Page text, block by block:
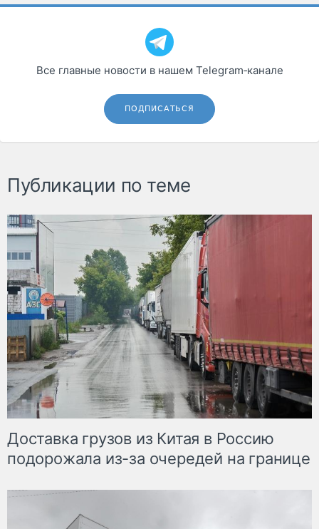
Все главные новости в нашем Telegram‑канале
ПОДПИСАТЬСЯ
Публикации по теме
Доставка грузов из Китая в Россию
подорожала из-за очередей на границе